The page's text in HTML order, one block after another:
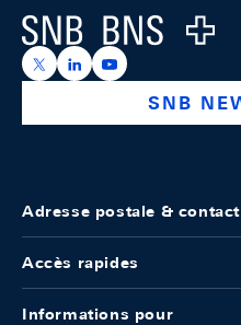
Logo
https://x.com/snb_bns
https://https://
SNB
Adresse postale & contact
Accès rapides
Informations pour